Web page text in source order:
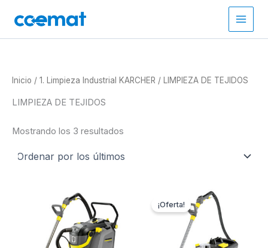
Inicio / 1. Limpieza Industrial KARCHER / LIMPIEZA DE TEJIDOS
LIMPIEZA DE TEJIDOS
Mostrando los 3 resultados
¡Oferta!